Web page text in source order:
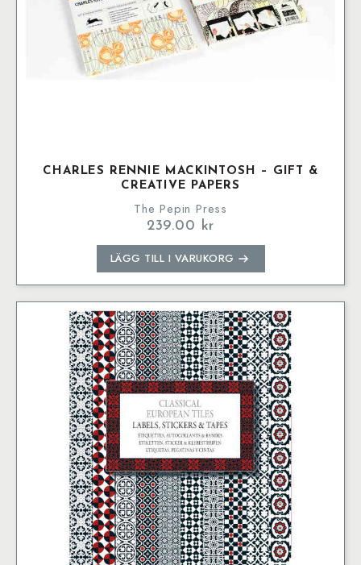
CHARLES RENNIE MACKINTOSH – GIFT &
CREATIVE PAPERS
The Pepin Press
239.00 kr
LÄGG TILL I VARUKORG